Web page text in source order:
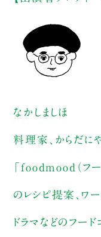
なかしましほ
料理家、からだに
「foodmood（フ
のレシピ提案、ワー
ドラマなどのフー